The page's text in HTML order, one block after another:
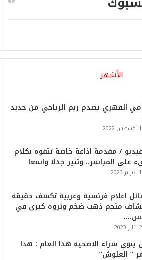
الأشهر
الفهري يصدم ريم الرياحي من جديد
2022
/ مقدمة اذاعة خاصة تتفوه بكلام
علي المباشر.. وتثير جدلا واسعا
2023
اعلام فرنسية وعربية تكشف حقيقة
منجم ذهب ضخم وثروة كبرى في
2023
ينوي شراء الاضحية هذا العام : هذا
” العلوش”